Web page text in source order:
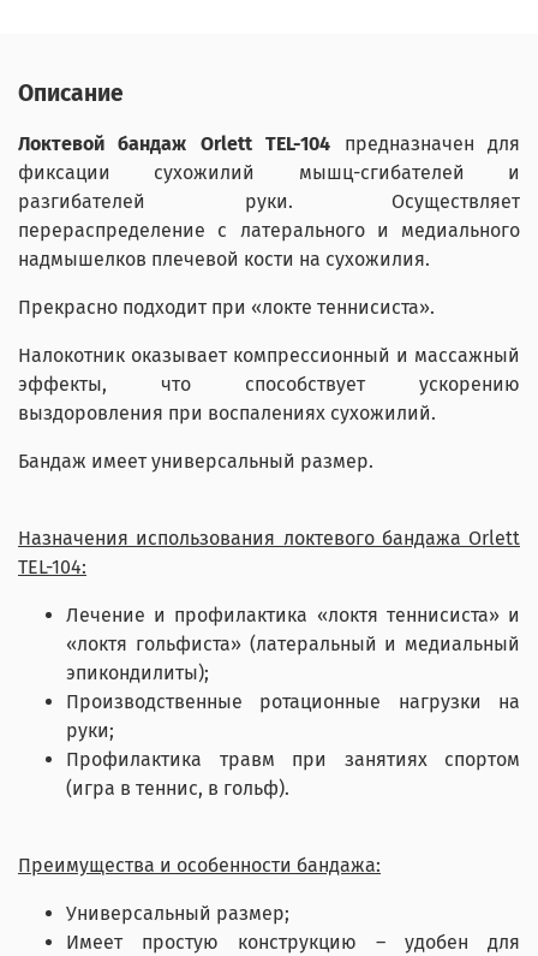
Описание
Локтевой бандаж Orlett TEL-104 предназначен для
фиксации сухожилий мышц-сгибателей и
разгибателей руки. Осуществляет
перераспределение с латерального и медиального
надмышелков плечевой кости на сухожилия.
Прекрасно подходит при «локте теннисиста».
Налокотник оказывает компрессионный и массажный
эффекты, что способствует ускорению
выздоровления при воспалениях сухожилий.
Бандаж имеет универсальный размер.
Назначения использования локтевого бандажа Orlett
TEL-104:
Лечение и профилактика «локтя теннисиста» и
«локтя гольфиста» (латеральный и медиальный
эпикондилиты);
Производственные ротационные нагрузки на
руки;
Профилактика травм при занятиях спортом
(игра в теннис, в гольф).
Преимущества и особенности бандажа:
Универсальный размер;
Имеет простую конструкцию – удобен для